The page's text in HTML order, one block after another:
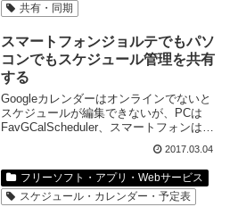
共有・同期
スマートフォンジョルテでもパソ
コンでもスケジュール管理を共有
する
Googleカレンダーはオンラインでないと
スケジュールが編集できないが、PCは
FavGCalScheduler、スマートフォンはジ
ョルテ、間にGoogleカレンダーを挟め
ば、一日１回Wi-Fiへの接続で、PCでもス
マーフォンでもスケジュール管理ができ
て、スマートフォンの通信代金も節約で
きる。
2017.03.04
フリーソフト・アプリ・Webサービス
スケジュール・カレンダー・予定表